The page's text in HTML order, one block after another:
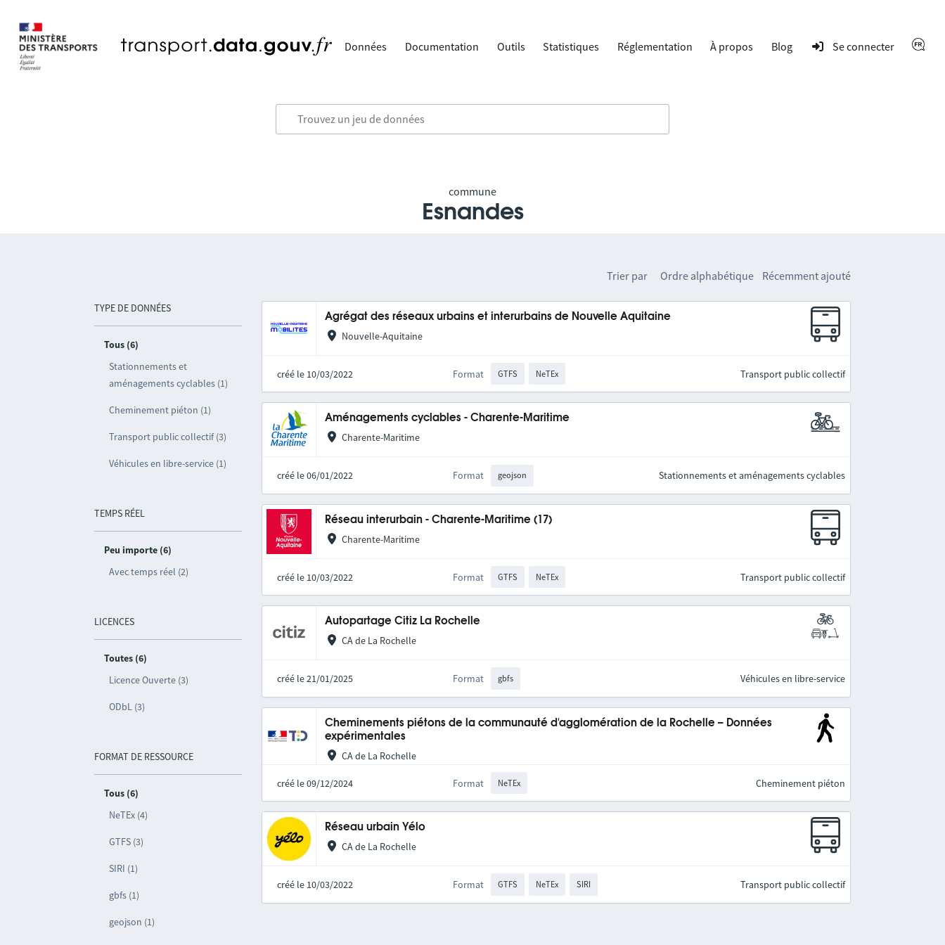
Données Documentation Outils Statistiques Réglementation À propos Blog Se connecter
commune
Esnandes
TYPE DE DONNÉES
Tous (6)
Stationnements et
aménagements cyclables (1)
Cheminement piéton (1)
Transport public collectif (3)
Véhicules en libre-service (1)
TEMPS RÉEL
Peu importe (6)
Avec temps réel (2)
LICENCES
Toutes (6)
Licence Ouverte (3)
ODbL (3)
FORMAT DE RESSOURCE
Tous (6)
NeTEx (4)
GTFS (3)
SIRI (1)
gbfs (1)
geojson (1)
Trier par Ordre alphabétique Récemment ajouté
Agrégat des réseaux urbains et interurbains de Nouvelle Aquitaine
Nouvelle-Aquitaine
créé le 10/03/2022 Format GTFS NeTEx Transport public collectif
Aménagements cyclables - Charente-Maritime
Charente-Maritime
créé le 06/01/2022 Format geojson Stationnements et aménagements cyclables
Réseau interurbain - Charente-Maritime (17)
Charente-Maritime
créé le 10/03/2022 Format GTFS NeTEx Transport public collectif
Autopartage Citiz La Rochelle
CA de La Rochelle
créé le 21/01/2025 Format gbfs Véhicules en libre-service
Cheminements piétons de la communauté d'agglomération de la Rochelle – Données
expérimentales
CA de La Rochelle
créé le 09/12/2024 Format NeTEx Cheminement piéton
Réseau urbain Yélo
CA de La Rochelle
créé le 10/03/2022 Format GTFS NeTEx SIRI Transport public collectif